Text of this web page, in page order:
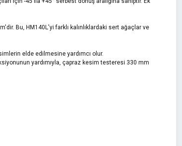
Bu, HM140L'yi farklı kalınlıklardaki sert ağaçlar ve
elde edilmesine yardımcı olur.
yardımıyla, çapraz kesim testeresi 330 mm